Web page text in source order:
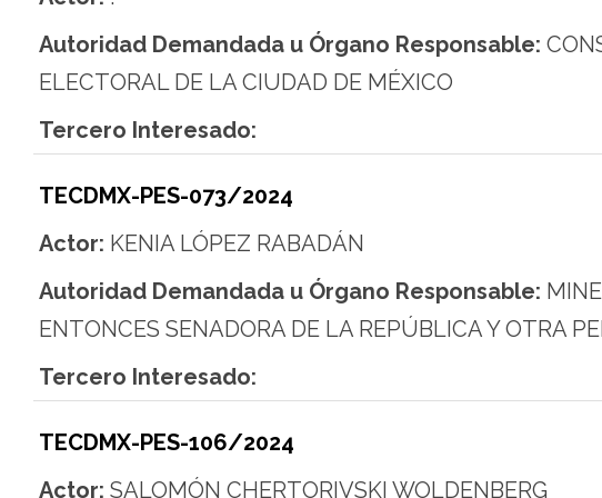
Autoridad Demandada u Órgano Responsable:
ELECTORAL DE LA CIUDAD DE MÉXICO
Tercero Interesado:
TECDMX-PES-073/2024
Actor: KENIA LÓPEZ RABADÁN
Autoridad Demandada u Órgano Responsable:
ENTONCES SENADORA DE LA REPÚBLICA Y OTRA
Tercero Interesado:
TECDMX-PES-106/2024
Actor: SALOMÓN CHERTORIVSKI WOLDENBERG